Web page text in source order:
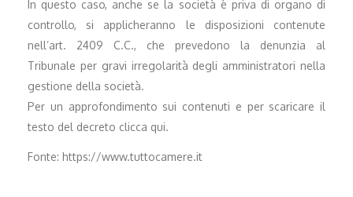
In questo caso, anche se la società è priva di organo di
controllo, si applicheranno le disposizioni contenute
nell’art. 2409 C.C., che prevedono la denunzia al
Tribunale per gravi irregolarità degli amministratori nella
gestione della società.
Per un approfondimento sui contenuti e per scaricare il
testo del decreto clicca qui.
Fonte: https://www.tuttocamere.it